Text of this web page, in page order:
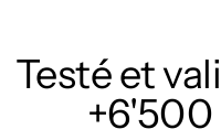
Testé et